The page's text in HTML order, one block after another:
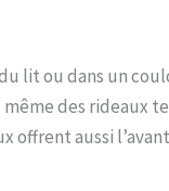
lit ou dans un
des rideaux
aussi